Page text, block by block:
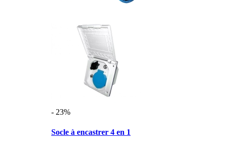
- 23%
Socle à encastrer 4 en 1